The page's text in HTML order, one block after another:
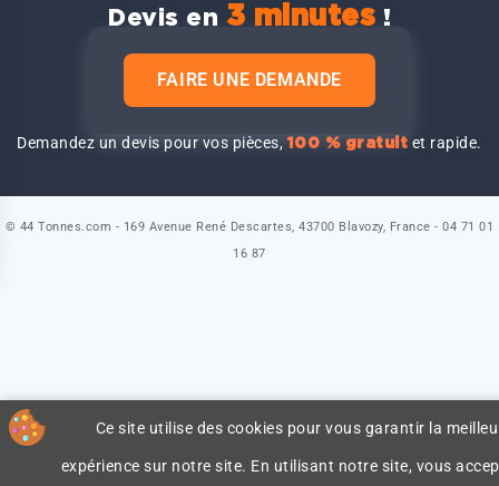
Devis en 3 minutes !
FAIRE UNE DEMANDE
Demandez un devis pour vos pièces,100 % gratuit et rapide.
Ce site utilise des cookies pour vous garantir la
expérience sur notre site. En utilisant notre site, vous
© 44 Tonnes.com - 169 Avenue René Descartes, 43700 Blavozy, France - 04 71 01
16 87